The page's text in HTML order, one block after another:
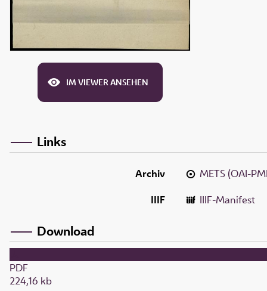
IM VIEWER ANSEHEN
Links
Archiv
METS (OAI-
IIIF
IIIF-Manifest
Download
PDF
224,16 kb